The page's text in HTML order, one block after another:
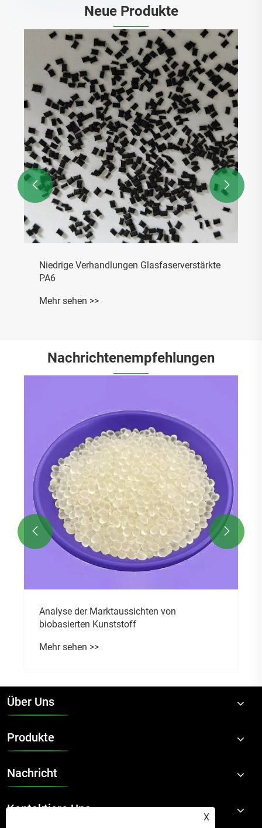
Neue Produkte
ABS-Polycarbonatlegierung
Mehr sehen >>
 
Nachrichtenempfehlungen
Ist Polyamid 612 ein spezifischer
Materialtyp innerhalb der Nylonfamilie?
Mehr sehen >>
 
Über Uns
Produkte
Nachricht
Kontaktiere Uns
X